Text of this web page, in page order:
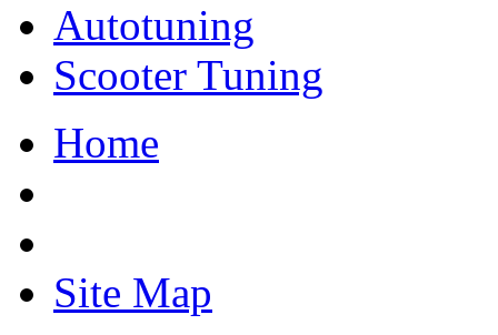
Autotuning
Scooter Tuning
Home
Site Map